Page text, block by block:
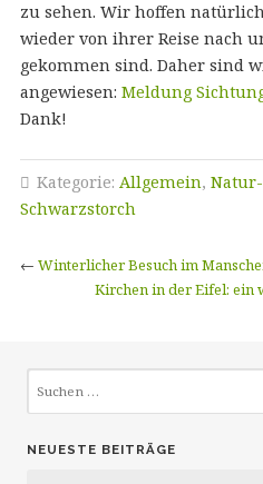
zu sehen. Wir hoffen
wieder von ihrer Reise nach
gekommen sind. Daher sind
angewiesen: Meldung
Dank!
Kategorie: Allgemein,
Schwarzstorch
← Winterlicher Besuch im
Kirchen in der Eifel: ein
NEUESTE BEITRÄGE